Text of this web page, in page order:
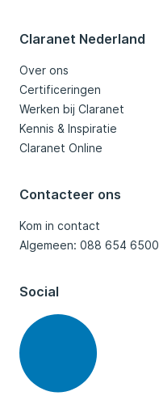
Claranet Nederland
Over ons
Certificeringen
Werken bij Claranet
Kennis & Inspiratie
Claranet Online
Contacteer ons
Kom in contact
Algemeen: 088 654 6500
Social